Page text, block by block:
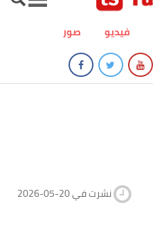
صور فيديو
2026-05-20 نشرت في